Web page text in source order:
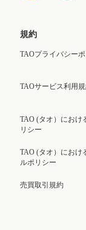
規約
TAOプライバシー
TAOサービス利用
TAO (タオ）におけ
リシー
TAO (タオ）におけ
ルポリシー
売買取引規約